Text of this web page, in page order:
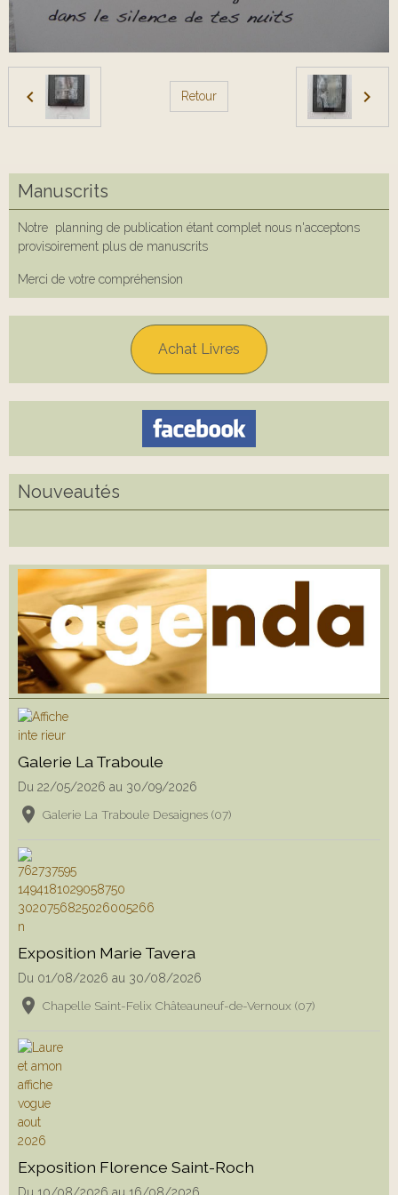
Retour
Manuscrits
Notre planning de publication étant complet nous n'acceptons
provisoirement plus de manuscrits
Merci de votre compréhension
Achat Livres
Nouveautés
Galerie La Traboule
Du 22/05/2026 au 30/09/2026
Galerie La Traboule Desaignes (07)
Exposition Marie Tavera
Du 01/08/2026 au 30/08/2026
Chapelle Saint-Felix Châteauneuf-de-Vernoux (07)
Exposition Florence Saint-Roch